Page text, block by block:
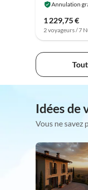
Annulation
1 229,75 €
2 voyageurs / 7
Idées de
Vous ne savez